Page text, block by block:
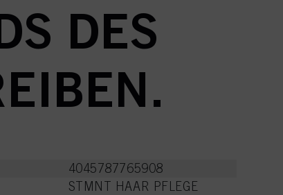
DES
4045787765908
STMNT HAAR PFLEGE